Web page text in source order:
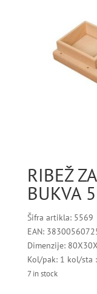
RIBEŽ
BUKVA
Šifra artikla: 5569
EAN:
Dimenzije:
Kol/pak: 1 kol/sta :
7 in stock